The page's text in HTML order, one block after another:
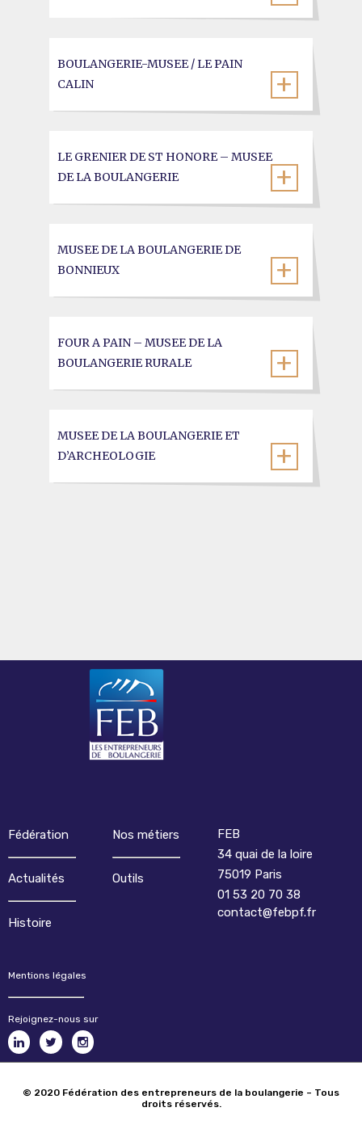
BOULANGERIE-MUSEE / LE PAIN
CALIN
LE GRENIER DE ST HONORE – MUSEE
DE LA BOULANGERIE
MUSEE DE LA BOULANGERIE DE
BONNIEUX
FOUR A PAIN – MUSEE DE LA
BOULANGERIE RURALE
MUSEE DE LA BOULANGERIE ET
D’ARCHEOLOGIE
Fédération Nos métiers
FEB
34 quai de la loire
75019 Paris
01 53 20 70 38
contact@febpf.fr
Actualités Outils
Histoire
Mentions légales
Rejoignez-nous sur
© 2020 Fédération des entrepreneurs de la boulangerie – Tous
droits réservés.